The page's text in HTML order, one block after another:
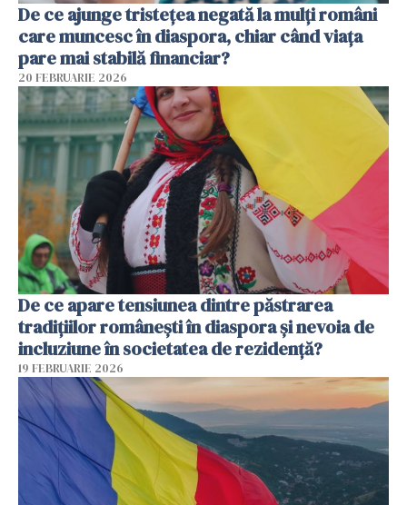
De ce ajunge tristețea negată la mulți români
care muncesc în diaspora, chiar când viața
pare mai stabilă financiar?
20 FEBRUARIE 2026
De ce apare tensiunea dintre păstrarea
tradițiilor românești în diaspora și nevoia de
incluziune în societatea de rezidență?
19 FEBRUARIE 2026